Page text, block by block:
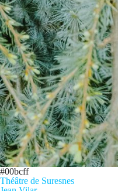
#00bcff
Théâtre de Suresnes